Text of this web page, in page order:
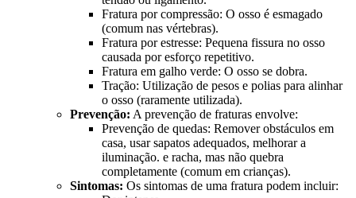
Fratura por compressão: O osso é esmagado
(comum nas vértebras).
Fratura por estresse: Pequena fissura no osso
causada por esforço repetitivo.
Fratura em galho verde: O osso se dobra.
Tração: Utilização de pesos e polias para alinhar
o osso (raramente utilizada).
Prevenção: A prevenção de fraturas envolve:
Prevenção de quedas: Remover obstáculos em
casa, usar sapatos adequados, melhorar a
iluminação. e racha, mas não quebra
completamente (comum em crianças).
Sintomas: Os sintomas de uma fratura podem incluir: